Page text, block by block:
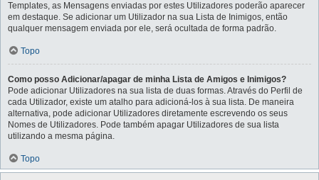
Templates, as Mensagens enviadas por estes Utilizadores poderão aparecer
em destaque. Se adicionar um Utilizador na sua Lista de Inimigos, então
qualquer mensagem enviada por ele, será ocultada de forma padrão.
Topo
Como posso Adicionar/apagar de minha Lista de Amigos e Inimigos?
Pode adicionar Utilizadores na sua lista de duas formas. Através do Perfil de
cada Utilizador, existe um atalho para adicioná-los à sua lista. De maneira
alternativa, pode adicionar Utilizadores diretamente escrevendo os seus
Nomes de Utilizadores. Pode também apagar Utilizadores de sua lista
utilizando a mesma página.
Topo